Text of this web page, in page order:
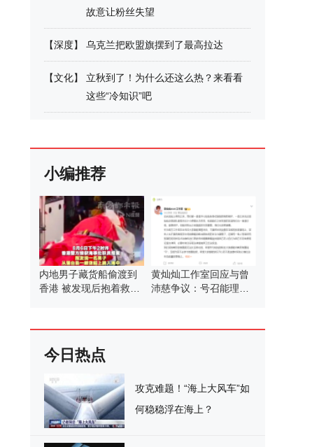
故意让粉丝失望
【深度】 乌克兰把欧盟旗摆到了最高拉达
【文化】
立秋到了！为什么还这么热？来看看
这些“冷知识”吧
小编推荐
内地男子藏货船偷渡到
香港 被发现后抱着救生
黄灿灿工作室回应与曾
沛慈争议：号召能理智
今日热点
攻克难题！“海上大风车”如
何稳稳浮在海上？